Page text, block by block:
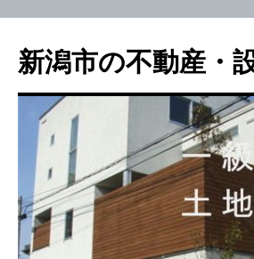
新潟市の不動産・